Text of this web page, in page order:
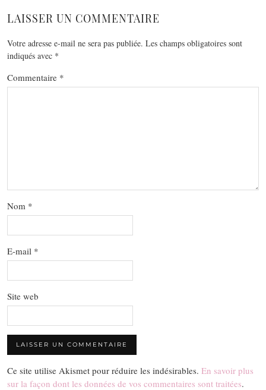
LAISSER UN COMMENTAIRE
Votre adresse e-mail ne sera pas publiée. Les champs obligatoires sont
indiqués avec *
Commentaire *
Nom *
E-mail *
Site web
Ce site utilise Akismet pour réduire les indésirables. En savoir plus
sur la façon dont les données de vos commentaires sont traitées.